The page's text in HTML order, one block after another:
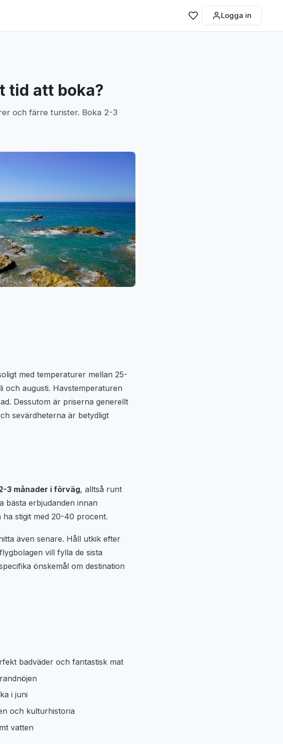
Logga in
tid att boka?
och färre turister. Boka 2-3
med temperaturer mellan 25-
och augusti. Havstemperaturen
Dessutom är priserna generellt
sevärdheterna är betydligt
3 månader i förväg, alltså runt
bästa erbjudanden innan
stigit med 20-40 procent.
även senare. Håll utkik efter
vill fylla de sista
önskemål om destination
badväder och fantastisk mat
i juni
och kulturhistoria
vatten